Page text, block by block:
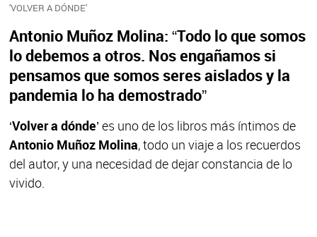
'VOLVER A DÓNDE'
Antonio Muñoz Molina: “Todo lo que somos
lo debemos a otros. Nos engañamos si
pensamos que somos seres aislados y la
pandemia lo ha demostrado”
‘Volver a dónde’ es uno de los libros más íntimos de
Antonio Muñoz Molina, todo un viaje a los recuerdos
del autor, y una necesidad de dejar constancia de lo
vivido.